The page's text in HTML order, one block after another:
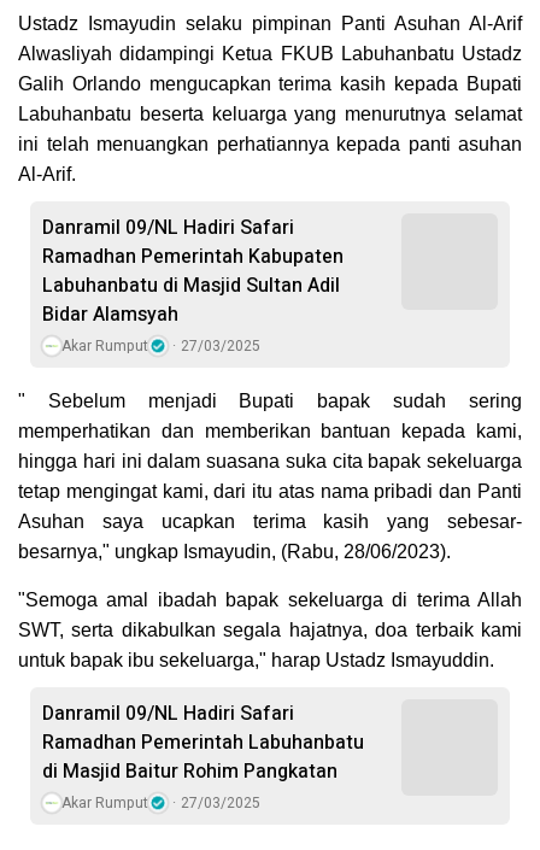
Ustadz Ismayudin selaku pimpinan Panti Asuhan Al-Arif
Alwasliyah didampingi Ketua FKUB Labuhanbatu Ustadz
Galih Orlando mengucapkan terima kasih kepada Bupati
Labuhanbatu beserta keluarga yang menurutnya selamat
ini telah menuangkan perhatiannya kepada panti asuhan
Al-Arif.
Danramil 09/NL Hadiri Safari
Ramadhan Pemerintah Kabupaten
Labuhanbatu di Masjid Sultan Adil
Bidar Alamsyah
Akar Rumput 27/03/2025
" Sebelum menjadi Bupati bapak sudah sering
memperhatikan dan memberikan bantuan kepada kami,
hingga hari ini dalam suasana suka cita bapak sekeluarga
tetap mengingat kami, dari itu atas nama pribadi dan Panti
Asuhan saya ucapkan terima kasih yang sebesar-
besarnya," ungkap Ismayudin, (Rabu, 28/06/2023).
"Semoga amal ibadah bapak sekeluarga di terima Allah
SWT, serta dikabulkan segala hajatnya, doa terbaik kami
untuk bapak ibu sekeluarga," harap Ustadz Ismayuddin.
Danramil 09/NL Hadiri Safari
Ramadhan Pemerintah Labuhanbatu
di Masjid Baitur Rohim Pangkatan
Akar Rumput 27/03/2025